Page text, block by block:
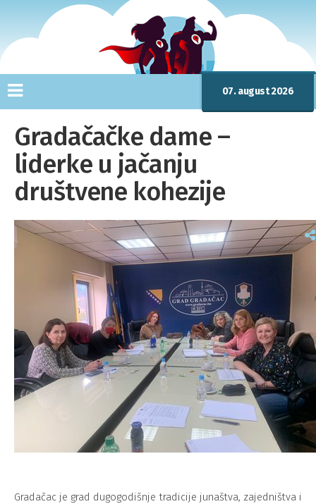
07. august 2026
Gradačačke dame –
liderke u jačanju
društvene kohezije
Gradačac je grad dugogodišnje tradicije junaštva, zajedništva i